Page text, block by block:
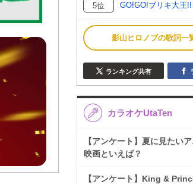
5位 GO!GO!ブリキ大王!!
影山ヒロノブの歌詞一
ランキング共有
カラオケUtaTen
【アンケート】夏に見たい
映画といえば？
【アンケート】King &